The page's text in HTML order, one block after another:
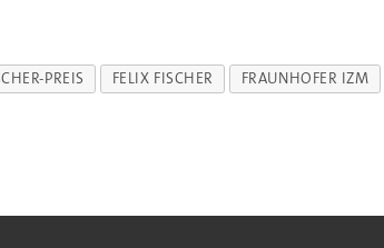
PREIS FELIX FISCHER FRAUNHOFER IZM